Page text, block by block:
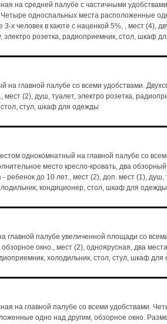
на средней палубе с частичными
односпальных места расположенные
х человек в каюте с наценкой 5%, , мест (4),
электро розетка, радиоприемник, стол, шкаф
на главной палубе со всеми удобствами.
мест (2), душ, туалет, электро розетка,
стул, шкаф для одежды
однокомнатный на главной палубе со
место кресло-кровать, два
ребенок до 10 лет., мест (2), доп. мест (1), душ,
кондиционер, стол, шкаф для одежды
главной палубе увеличенной площади со
окно., мест (2), одноярусная, два
холодильник, стол, стул, шкаф
на главной палубе со всеми удобствами.
одно над другим, обзорное окно.